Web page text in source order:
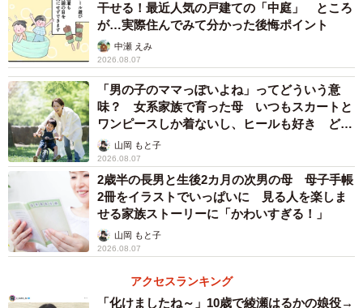
いつもは使っていない路線の駅…利用した時間が刻銘に記録されていた
ITジャーナリストの三上洋さんによると、「この機能は
前からあるのですが、意外に知らない人が多いですね。セ
キュリティのことを考えてもらうきっかけに、セミナーや
公演などでよく紹介します」といいます。そうですよね、
こんな設定の深い場所、そうそう開くことなんかありませ
んし…。こんな機能が標準でオンになっているのもドキド
キします。
なお、この情報は端末の中に記録されているだけで、イ
ンターネットには送信されていないといいます。「気持ち
干せる！最近人気の戸建ての「中庭」 ところ
が…実際住んでみて分かった後悔ポイント
中瀬 えみ
2026.08.07
「男の子のママっぽいよね」ってどういう意
味？ 女系家族で育った母 いつもスカートと
ワンピースしか着ないし、ヒールも好き どの
へんが…
山岡 もと子
2026.08.07
2歳半の長男と生後2カ月の次男の母 母子手帳
2冊をイラストでいっぱいに 見る人を楽しま
せる家族ストーリーに「かわいすぎる！」
山岡 もと子
2026.08.07
アクセスランキング
「化けましたね～」10歳で綾瀬はるかの娘役→